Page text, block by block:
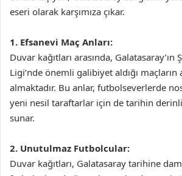
eseri olarak karşımıza çıkar.
1. Efsanevi Maç Anları:
Duvar kağıtları arasında, Galatasaray’ın
Ligi’nde önemli galibiyet aldığı maçların
almaktadır. Bu anlar, futbolseverlerde
yeni nesil taraftarlar için de tarihin
sunar.
2. Unutulmaz Futbolcular:
Duvar kağıtları, Galatasaray tarihine